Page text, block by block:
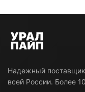
Надежный
всей России. Более